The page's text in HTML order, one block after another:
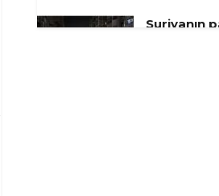
Suriyanın